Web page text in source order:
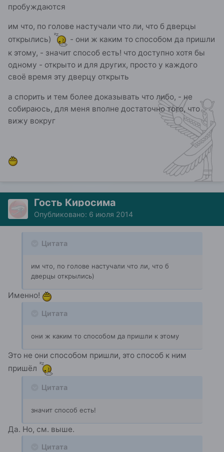
пробуждаются
им что, по голове настучали что ли, что б дверцы
открылись)
- они ж каким то способом да пришли
к этому, - значит способ есть! что доступно хотя бы
одному - открыто и для других, просто у каждого
своё время эту дверцу открыть
а спорить и тем более доказывать что либо, - не
собираюсь, для меня вполне достаточно того, что
вижу вокруг
Гость Киросима
Опубликовано: 6 июля 2014
Цитата
им что, по голове настучали что ли, что б
дверцы открылись)
Именно!
Цитата
они ж каким то способом да пришли к этому
Это не они способом пришли, это способ к ним
пришёл
Цитата
значит способ есть!
Да. Но, см. выше.
Цитата